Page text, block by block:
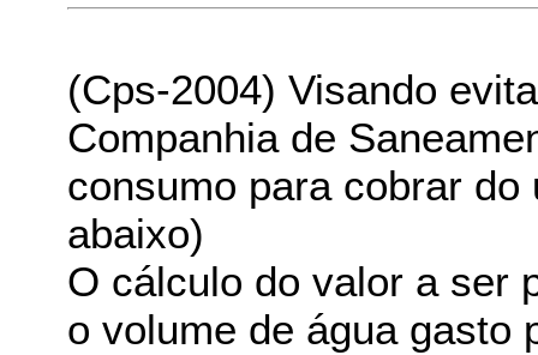
(Cps-2004) Visando
Companhia de
consumo para cobrar
abaixo)
O cálculo do valor a ser
o volume de água gasto